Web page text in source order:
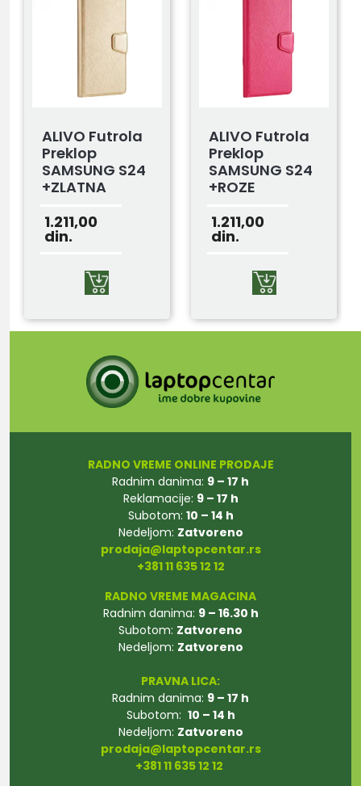
ALIVO Futrola
Preklop
SAMSUNG S24
+ZLATNA
1.211,00
din.
ALIVO Futrola
Preklop
SAMSUNG S24
+ROZE
1.211,00
din.
RADNO VREME ONLINE PRODAJE
Radnim danima: 9 – 17 h
Reklamacije: 9 – 17 h
Subotom: 10 – 14 h
Nedeljom: Zatvoreno
prodaja@laptopcentar.rs
+381 11 635 12 12
RADNO VREME MAGACINA
Radnim danima: 9 – 16.30 h
Subotom: Zatvoreno
Nedeljom: Zatvoreno
PRAVNA LICA:
Radnim danima: 9 – 17 h
Subotom: 10 – 14 h
Nedeljom: Zatvoreno
prodaja@laptopcentar.rs
+381 11 635 12 12